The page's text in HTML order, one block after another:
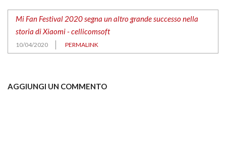
Mi Fan Festival 2020 segna un altro grande successo nella
storia di Xiaomi - cellicomsoft
10/04/2020 PERMALINK
AGGIUNGI UN COMMENTO